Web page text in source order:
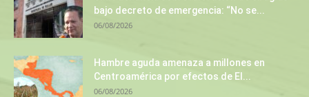
bajo decreto de emergencia: “No se...
06/08/2026
Hambre aguda amenaza a millones en
Centroamérica por efectos de El...
06/08/2026